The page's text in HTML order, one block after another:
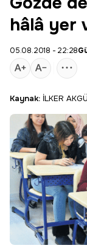
hâlâ yer
05.08.2018 - 22:28
Kaynak: İLKER